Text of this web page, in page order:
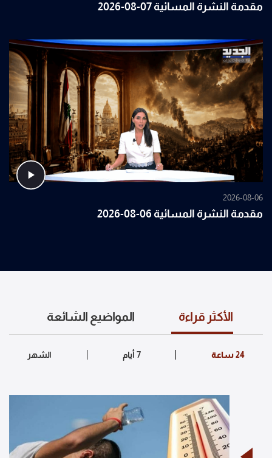
مقدمة النشرة المسائية 07-08-2026
2026-08-06
مقدمة النشرة المسائية 06-08-2026
الأكثر قراءة المواضيع الشائعة